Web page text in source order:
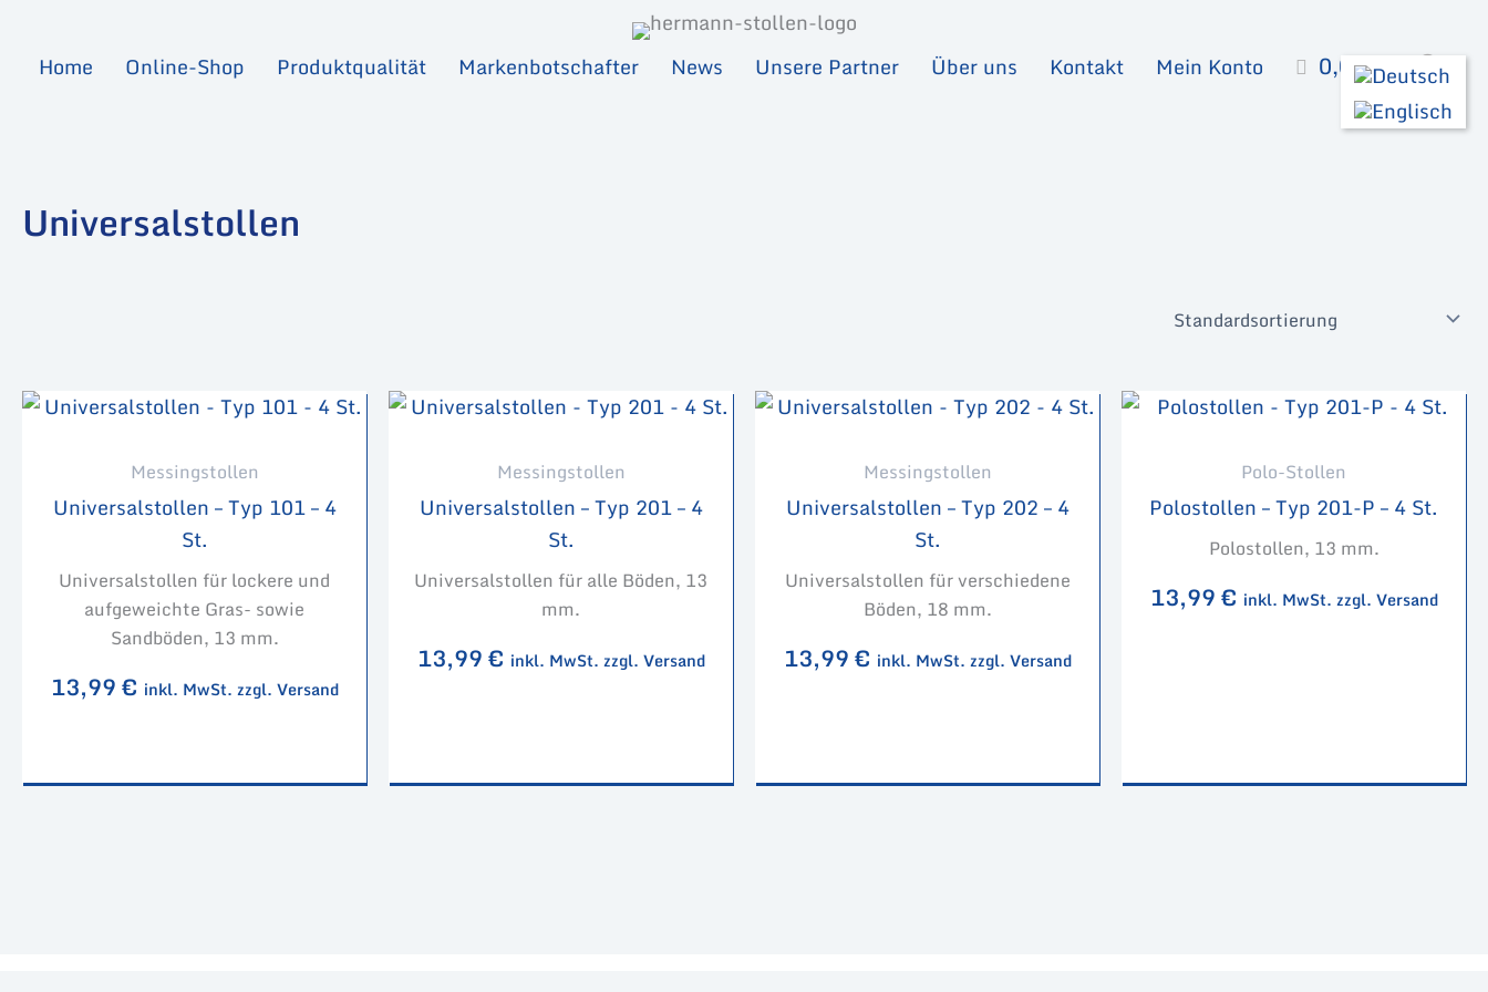
springen
Home Online-Shop Produktqualität Markenbotschafter News Unsere Partner Über uns Kontakt Mein Konto 0,00€
Universalstollen
Messingstollen
Universalstollen – Typ 101 – 4
St.
Universalstollen für lockere und
aufgeweichte Gras- sowie
Sandböden, 13 mm.
13,99€ inkl. MwSt. zzgl. Versand
Messingstollen
Universalstollen – Typ 201 – 4
St.
Universalstollen für alle Böden, 13
mm.
13,99€ inkl. MwSt. zzgl. Versand
Messingstollen
Universalstollen – Typ 202 – 4
St.
Universalstollen für verschiedene
Böden, 18 mm.
13,99€ inkl. MwSt. zzgl. Versand
Polo-Stollen
Polostollen – Typ 201-P – 4 St.
Polostollen, 13 mm.
13,99€ inkl. MwSt. zzgl. Versand